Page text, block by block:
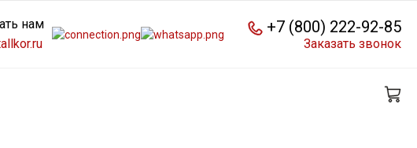
нам
+7 (800) 222-92-85
Заказать звонок